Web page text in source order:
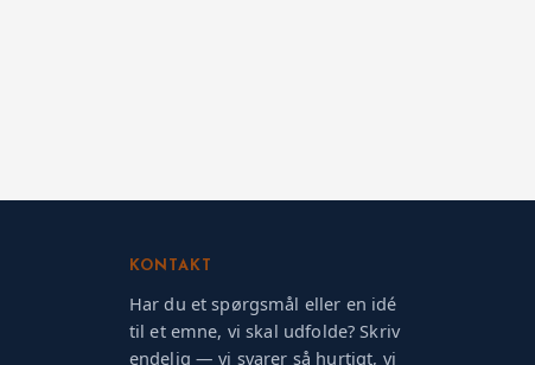
KONTAKT
Har du et spørgsmål eller en idé
til et emne, vi skal udfolde? Skriv
endelig — vi svarer så hurtigt, vi